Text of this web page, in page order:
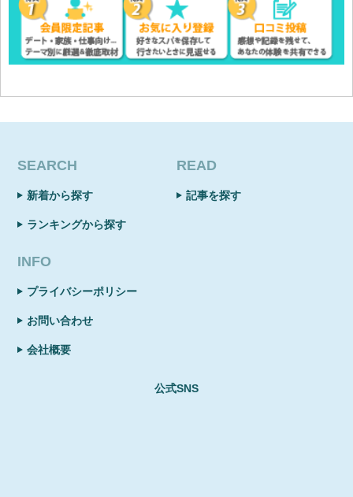
SEARCH
新着から探す
ランキングから探す
READ
記事を探す
INFO
プライバシーポリシー
お問い合わせ
会社概要
公式SNS